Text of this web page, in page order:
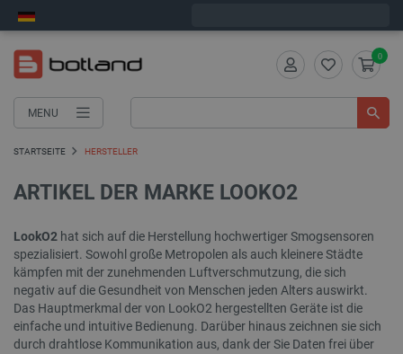
MENU
0
STARTSEITE HERSTELLER
ARTIKEL DER MARKE LOOKO2
LookO2 hat sich auf die Herstellung hochwertiger Smogsensoren
spezialisiert. Sowohl große Metropolen als auch kleinere Städte
kämpfen mit der zunehmenden Luftverschmutzung, die sich
negativ auf die Gesundheit von Menschen jeden Alters auswirkt.
Das Hauptmerkmal der von LookO2 hergestellten Geräte ist die
einfache und intuitive Bedienung. Darüber hinaus zeichnen sie sich
durch drahtlose Kommunikation aus, dank der Sie Daten frei über